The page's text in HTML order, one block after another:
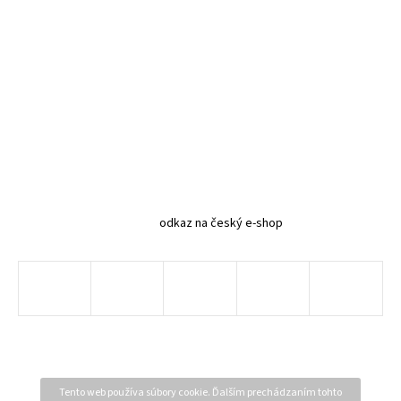
Tento web používa súbory cookie. Ďalším prechádzaním tohto
odkaz na český e-shop